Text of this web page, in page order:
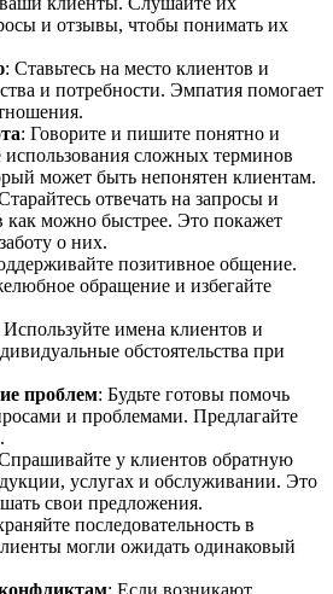
и отзывы, чтобы понимать их
: Ставьтесь на место клиентов и
и потребности. Эмпатия помогает
: Говорите и пишите понятно и
использования сложных терминов
может быть непонятен клиентам.
отвечать на запросы и
как можно быстрее. Это покажет
о них.
позитивное общение.
обращение и избегайте
Используйте имена клиентов и
обстоятельства при
проблем: Будьте готовы помочь
и проблемами. Предлагайте
у клиентов обратную
услугах и обслуживании. Это
свои предложения.
последовательность в
могли ожидать одинаковый
: Если возникают